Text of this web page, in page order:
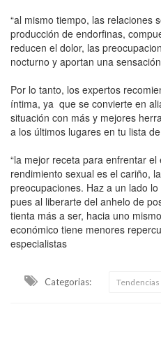
“al mismo tiempo, las relaciones
producción de endorfinas,
reducen el dolor, las
nocturno y aportan una
Por lo tanto, los expertos
íntima, ya que se convierte en
situación con más y mejores
a los últimos lugares en tu lista
“la mejor receta para enfrentar
rendimiento sexual es el cariño,
preocupaciones. Haz a un lado
pues al liberarte del anhelo de
tienta más a ser, hacia uno
económico tiene menores
especialistas
Categorias: Tendencias